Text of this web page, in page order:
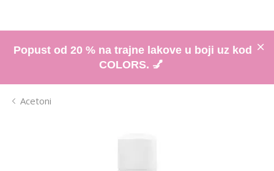
Popust od 20 % na trajne lakove u boji uz kod
COLORS. 💅
Acetoni